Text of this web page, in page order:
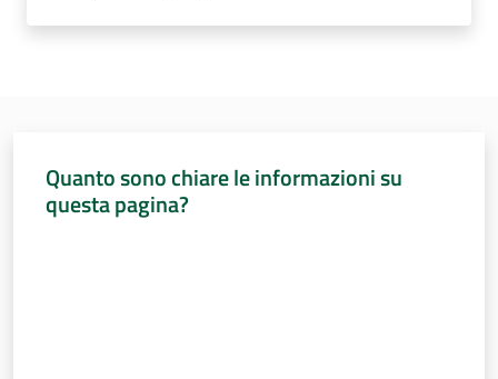
Attività
Quanto sono chiare le informazioni su
questa pagina?